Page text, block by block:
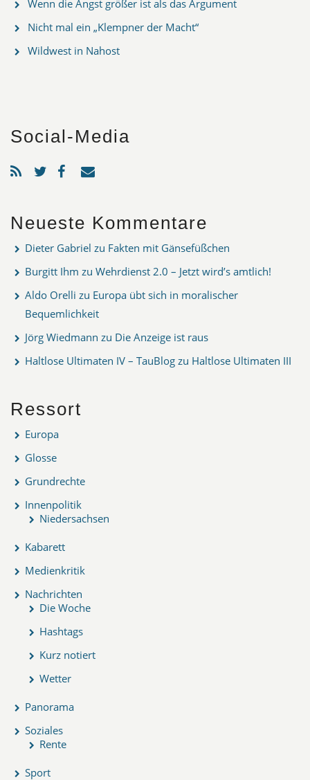
Wenn die Angst größer ist als das Argument
Nicht mal ein „Klempner der Macht“
Wildwest in Nahost
Social-Media
Neueste Kommentare
Dieter Gabriel zu Fakten mit Gänsefüßchen
Burgitt Ihm zu Wehrdienst 2.0 – Jetzt wird’s amtlich!
Aldo Orelli zu Europa übt sich in moralischer
Bequemlichkeit
Jörg Wiedmann zu Die Anzeige ist raus
Haltlose Ultimaten IV – TauBlog zu Haltlose Ultimaten III
Ressort
Europa
Glosse
Grundrechte
Innenpolitik
Niedersachsen
Kabarett
Medienkritik
Nachrichten
Die Woche
Hashtags
Kurz notiert
Wetter
Panorama
Soziales
Rente
Sport